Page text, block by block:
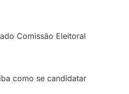
Comissão Eleitoral
como se candidatar